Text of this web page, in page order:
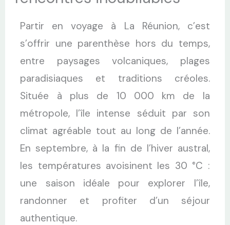
Partir en voyage à La Réunion, c’est
s’offrir une parenthèse hors du temps,
entre paysages volcaniques, plages
paradisiaques et traditions créoles.
Située à plus de 10 000 km de la
métropole, l’île intense séduit par son
climat agréable tout au long de l’année.
En septembre, à la fin de l’hiver austral,
les températures avoisinent les 30 °C :
une saison idéale pour explorer l’île,
randonner et profiter d’un séjour
authentique.